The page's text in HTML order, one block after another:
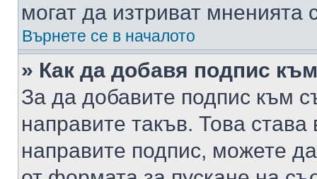
могат да изтриват мненията
Върнете се в началото
» Как да добавя подпис
За да добавите подпис към
направите такъв. Това
направите подпис, можете